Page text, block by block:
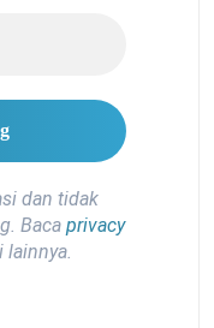
dan tidak
Baca privacy